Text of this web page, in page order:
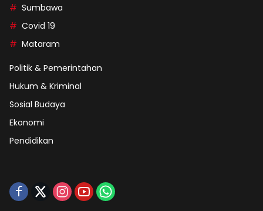
Sumbawa
Covid 19
Mataram
Politik & Pemerintahan
Hukum & Kriminal
Sosial Budaya
Ekonomi
Pendidikan